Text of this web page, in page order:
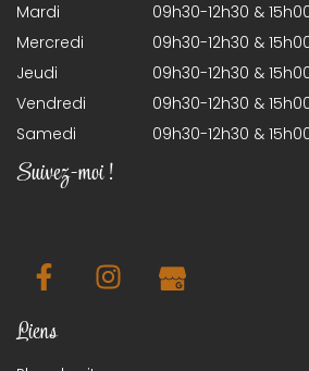
Mardi
Mercredi
Jeudi
Vendredi
Samedi
09h30-12h30 &
09h30-12h30 &
09h30-12h30 &
09h30-12h30 &
09h30-12h30 &
Suivez-moi !
Liens